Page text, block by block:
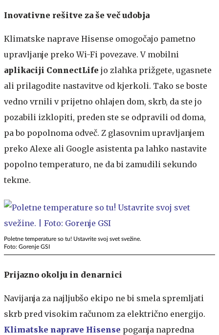
Inovativne rešitve za še več udobja
Klimatske naprave Hisense omogočajo pametno
upravljanje preko Wi-Fi povezave. V mobilni
aplikaciji ConnectLife jo zlahka prižgete, ugasnete
ali prilagodite nastavitve od kjerkoli. Tako se boste
vedno vrnili v prijetno ohlajen dom, skrb, da ste jo
pozabili izklopiti, preden ste se odpravili od doma,
pa bo popolnoma odveč. Z glasovnim upravljanjem
preko Alexe ali Google asistenta pa lahko nastavite
popolno temperaturo, ne da bi zamudili sekundo
tekme.
Poletne temperature so tu! Ustavrite svoj svet svežine.
Foto: Gorenje GSI
Prijazno okolju in denarnici
Navijanja za najljubšo ekipo ne bi smela spremljati
skrb pred visokim računom za električno energijo.
Klimatske naprave Hisense poganja napredna